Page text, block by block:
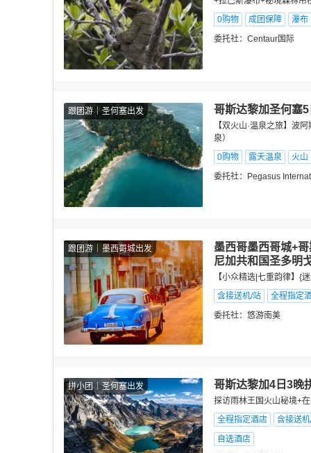
0购物
成团保障
瀑布
委托社： Centaur国际
跟团游 圣何塞出发 哥斯达黎加圣何塞
【双火山·温泉之旅】波
泉）
0购物
露天温泉
火山
委托社：
Pegasus
跟团游 墨西哥城出发
墨西哥墨西哥城+
尼加共和国圣多明
【小众精选|七重韵律】{
含接送机/站
全程指定
委托社： 悠游南美
拼小团 圣何塞出发 哥斯达黎加4日3晚
探访雨林王国火山秘境+
全程指定酒店
含接送
自选酒店